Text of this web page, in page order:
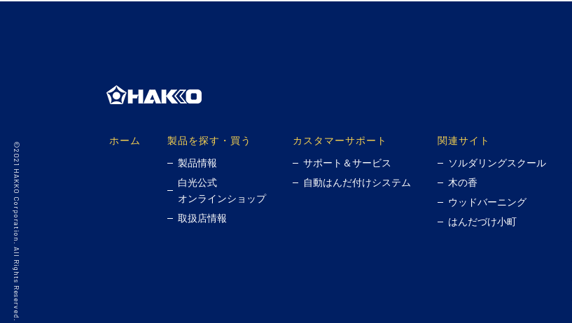
ホーム 製品を探す・買う
製品情報
白光公式
オンラインショップ
取扱店情報
カスタマーサポート
サポート＆サービス
自動はんだ付けシステム
関連サイト
ソルダリングスクール
木の香
ウッドバーニング
はんだづけ小町
©2021 HAKKO Corporation. All Rights Reserved.